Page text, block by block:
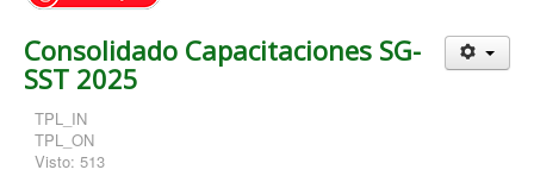
Consolidado Capacitaciones SG-
SST 2025
TPL_IN
TPL_ON
Visto: 513